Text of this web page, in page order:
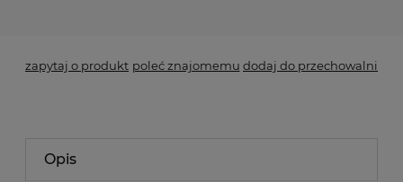
zapytaj o produkt poleć znajomemu dodaj do przechowalni
Opis